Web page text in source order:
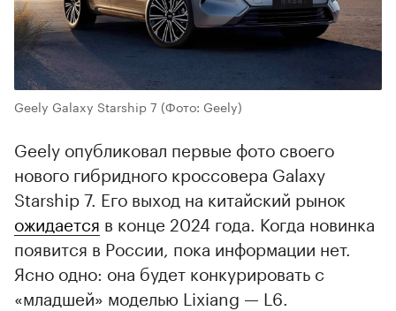
Geely Galaxy Starship 7 (Фото: Geely)
Geely опубликовал первые фото своего
нового гибридного кроссовера Galaxy
Starship 7. Его выход на китайский рынок
ожидается в конце 2024 года. Когда новинка
появится в России, пока информации нет.
Ясно одно: она будет конкурировать с
«младшей» моделью Lixiang — L6.